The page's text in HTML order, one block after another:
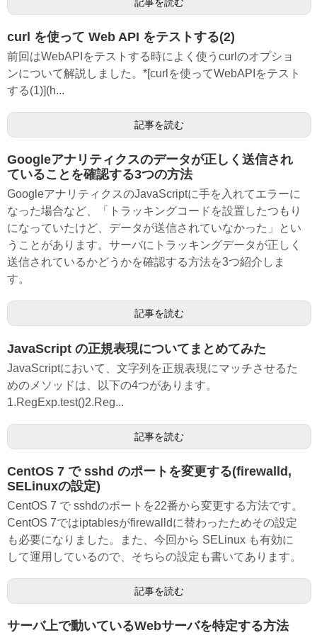
curl を使って Web API をテストする(2)
前回はWebAPIをテストする時によく使うcurlのオプショ
ンについて解説しました。*[curlを使ってWebAPIをテスト
する(1)](h...
記事を読む
Googleアナリティクスのデータが正しく送信され
ていることを確認する3つの方法
GoogleアナリティクスのJavaScriptに手を入れてエラーに
なった場合など、「トラッキングコードを設置したつもり
になっていたけど、データが送信されていなかった」とい
うことがあります。サーバにトラッキングデータが正しく
送信されているかどうかを確認する方法を3つ紹介しま
す。
記事を読む
JavaScript の正規表現についてまとめてみた
JavaScriptにおいて、文字列を正規表現にマッチさせるた
めのメソッドは、以下の4つがあります。
1.RegExp.test()2.Reg...
記事を読む
CentOS 7 で sshd のポートを変更する(firewalld,
SELinuxの設定)
CentOS 7 で sshdのポートを22番から変更する方法です。
CentOS 7ではiptablesがfirewalldに替わったためその設定
も必要になりました。また、今回から SELinux も有効に
して運用しているので、そちらの設定も書いてあります。
記事を読む
サーバ上で動いているWebサーバを特定する方法